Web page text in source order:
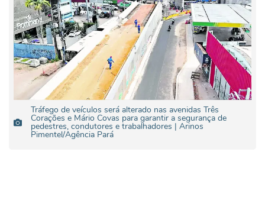
Tráfego de veículos será alterado nas avenidas Três
Corações e Mário Covas para garantir a segurança de
pedestres, condutores e trabalhadores | Arinos
Pimentel/Agência Pará